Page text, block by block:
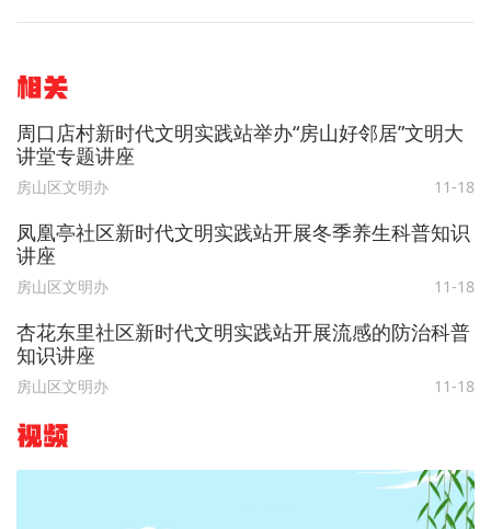
相关
周口店村新时代文明实践站举办“房山好邻居”文明大
讲堂专题讲座
房山区文明办 11-18
凤凰亭社区新时代文明实践站开展冬季养生科普知识
讲座
房山区文明办 11-18
杏花东里社区新时代文明实践站开展流感的防治科普
知识讲座
房山区文明办 11-18
视频